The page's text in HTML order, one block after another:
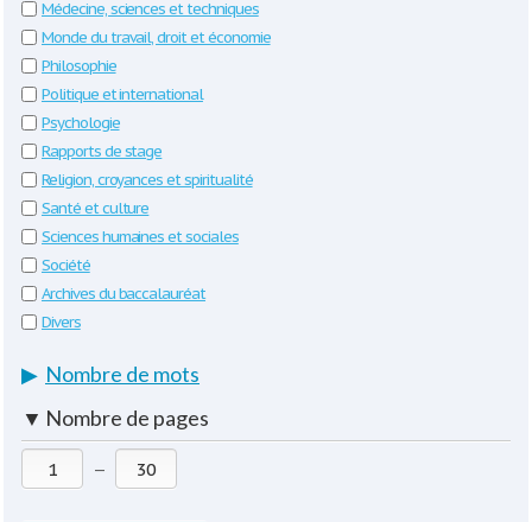
Médecine, sciences et techniques
Monde du travail, droit et économie
Philosophie
Politique et international
Psychologie
Rapports de stage
Religion, croyances et spiritualité
Santé et culture
Sciences humaines et sociales
Société
Archives du baccalauréat
Divers
▶ Nombre de mots
▼ Nombre de pages
—